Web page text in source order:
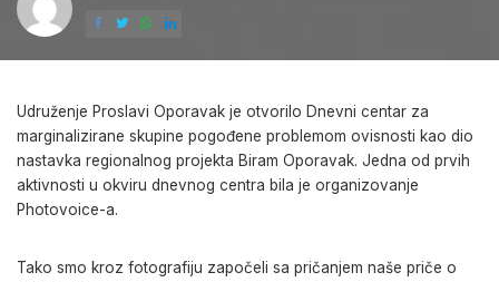
Udruženje Proslavi Oporavak je otvorilo Dnevni centar za
marginalizirane skupine pogođene problemom ovisnosti kao dio
nastavka regionalnog projekta Biram Oporavak. Jedna od prvih
aktivnosti u okviru dnevnog centra bila je organizovanje
Photovoice-a.
Tako smo kroz fotografiju započeli sa pričanjem naše priče o